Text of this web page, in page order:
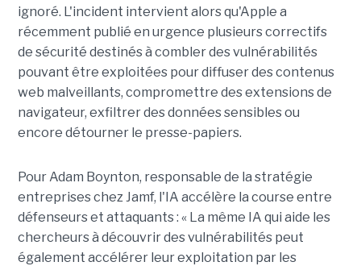
ignoré. L'incident intervient alors qu'Apple a
récemment publié en urgence plusieurs correctifs
de sécurité destinés à combler des vulnérabilités
pouvant être exploitées pour diffuser des contenus
web malveillants, compromettre des extensions de
navigateur, exfiltrer des données sensibles ou
encore détourner le presse-papiers.
PourAdam Boynton, responsable de la stratégie
entreprises chezJamf, l'IA accélère la course entre
défenseurs et attaquants : « La même IA qui aide les
chercheurs à découvrir des vulnérabilités peut
également accélérer leur exploitation par les